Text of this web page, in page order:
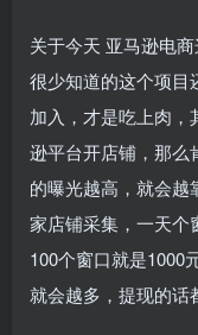
关于今天 亚马逊电
很少知道的这个项目
加入，才是吃上肉，
逊平台开店铺，那么
的曝光越高，就会
家店铺采集，一天个
100个窗口就是1000
就会越多，提现的话